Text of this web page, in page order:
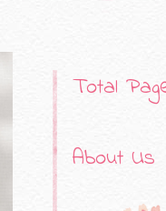
Total
About Us